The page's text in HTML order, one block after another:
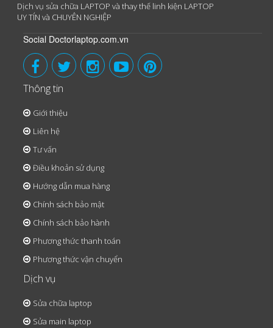
Dịch vụ sửa chữa LAPTOP và thay thế linh kiện LAPTOP
UY TÍN và CHUYÊN NGHIỆP
Social Doctorlaptop.com.vn
Thông tin
Giới thiệu
Liên hệ
Tư vấn
Điều khoản sử dụng
Hướng dẫn mua hàng
Chính sách bảo mật
Chính sách bảo hành
Phương thức thanh toán
Phương thức vận chuyển
Dịch vụ
Sửa chữa laptop
Sửa main laptop